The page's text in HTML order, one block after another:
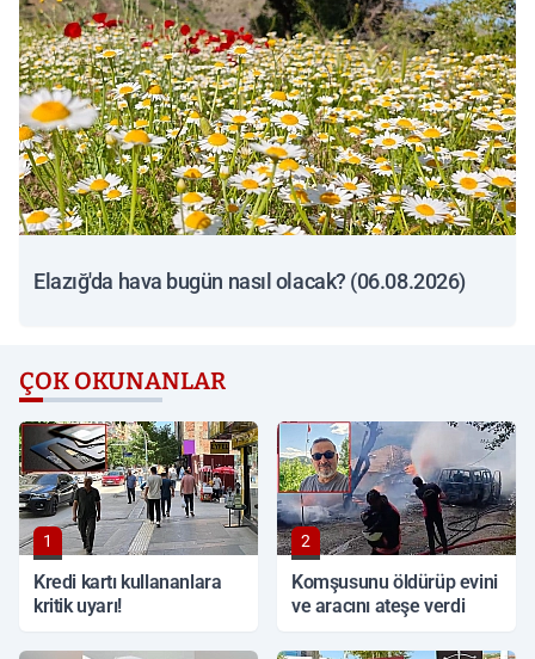
Elazığ'da hava bugün nasıl olacak? (06.08.2026)
ÇOK OKUNANLAR
1
Kredi kartı kullananlara
kritik uyarı!
2
Komşusunu öldürüp evini
ve aracını ateşe verdi